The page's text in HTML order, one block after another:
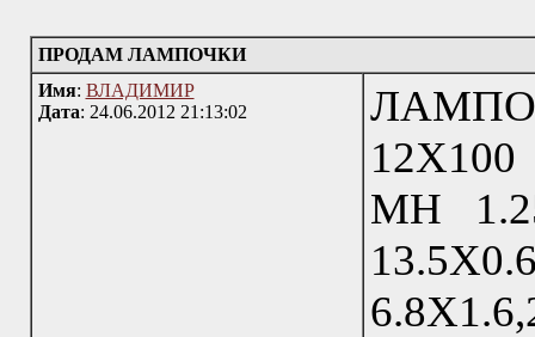
ПРОДАМ ЛАМПОЧКИ
Имя: ВЛАДИМИР
Дата: 24.06.2012 21:13:02
МН